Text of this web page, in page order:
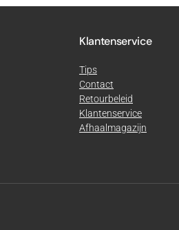
Klantenservice
Tips
Contact
Retourbeleid
Klantenservice
Afhaalmagazijn